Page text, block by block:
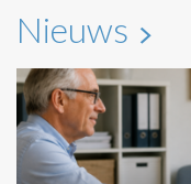
Nieuws